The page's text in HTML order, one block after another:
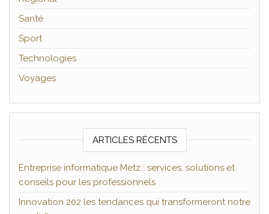
Santé
Sport
Technologies
Voyages
ARTICLES RÉCENTS
Entreprise informatique Metz : services, solutions et
conseils pour les professionnels
Innovation 202 les tendances qui transformeront notre